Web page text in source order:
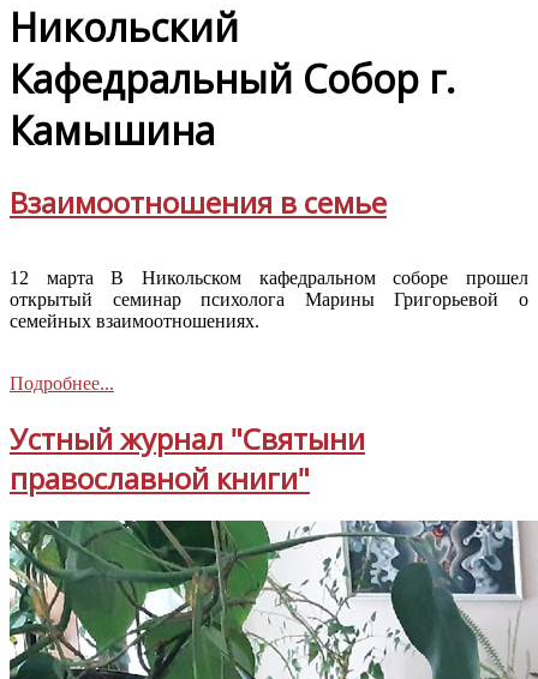
Никольский
Кафедральный Собор г.
Камышина
Взаимоотношения в семье
12 марта В Никольском кафедральном соборе прошел
открытый семинар психолога Марины Григорьевой о
семейных взаимоотношениях.
Подробнее...
Устный журнал "Святыни
православной книги"